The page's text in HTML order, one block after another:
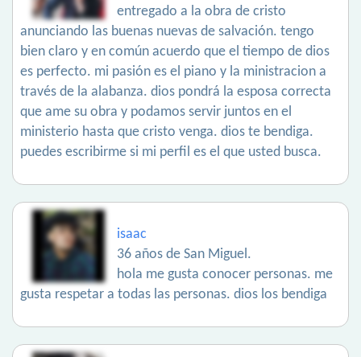
entregado a la obra de cristo
anunciando las buenas nuevas de salvación. tengo
bien claro y en común acuerdo que el tiempo de dios
es perfecto. mi pasión es el piano y la ministracion a
través de la alabanza. dios pondrá la esposa correcta
que ame su obra y podamos servir juntos en el
ministerio hasta que cristo venga. dios te bendiga.
puedes escribirme si mi perfil es el que usted busca.
isaac
36 años de San Miguel.
hola me gusta conocer personas. me
gusta respetar a todas las personas. dios los bendiga